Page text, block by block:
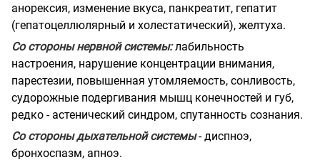
анорексия, изменение вкуса, панкреатит, гепатит
(гепатоцеллюлярный и холестатический), желтуха.
Со стороны нервной системы:лабильность
настроения, нарушение концентрации внимания,
парестезии, повышенная утомляемость, сонливость,
судорожные подергивания мышц конечностей и губ,
редко - астенический синдром, спутанность сознания.
Со стороны дыхательной системы- диспноэ,
бронхоспазм, апноэ.